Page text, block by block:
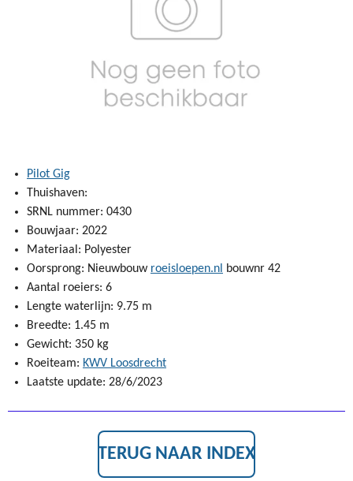
Pilot Gig
Thuishaven:
SRNL nummer: 0430
Bouwjaar: 2022
Materiaal: Polyester
Oorsprong: Nieuwbouw roeisloepen.nl
bouwnr 42
Aantal roeiers: 6
Lengte waterlijn: 9.75 m
Breedte: 1.45 m
Gewicht: 350 kg
Roeiteam: KWV Loosdrecht
Laatste update: 28/6/2023
TERUG NAAR INDEX